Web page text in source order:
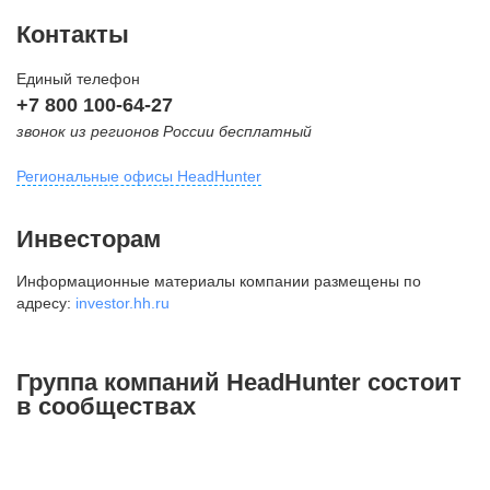
Контакты
Единый телефон
+7 800 100-64-27
звонок из регионов России бесплатный
Региональные офисы HeadHunter
внутригородская территория
Муниципальный округ Тверской,
2-я Брестская ул., д. 48,
+7 495 980-64-27
Инвесторам
Информационные материалы компании размещены по
адресу: investor.hh.ru
Группа компаний HeadHunter состоит
в сообществах